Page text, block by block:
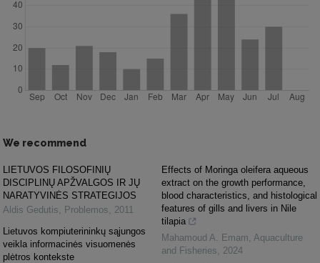
We recommend
LIETUVOS FILOSOFINIŲ
DISCIPLINŲ APŽVALGOS IR JŲ
NARATYVINĖS STRATEGIJOS
Aldis Gedutis, Problemos, 2011
Lietuvos kompiuterininkų sąjungos
veikla informacinės visuomenės
plėtros kontekste
Effects of Moringa oleifera aqueous
extract on the growth performance,
blood characteristics, and histological
features of gills and livers in Nile
tilapia
Mahamoud A. Emam, Aquaculture
and Fisheries, 2024